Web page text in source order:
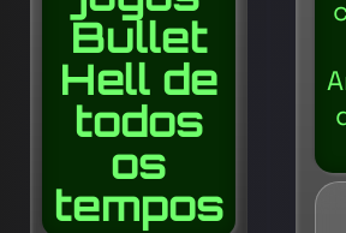
Bullet
Hell de
todos
os
tempos